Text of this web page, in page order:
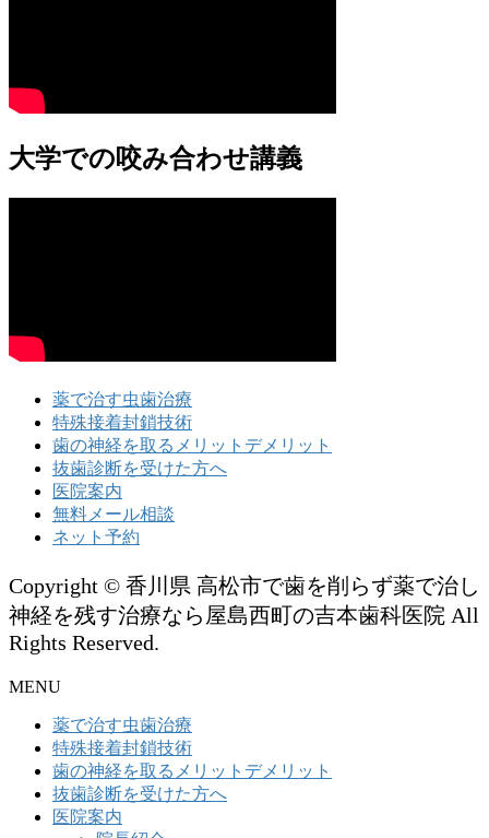
大学での咬み合わせ講義
薬で治す虫歯治療
特殊接着封鎖技術
歯の神経を取るメリットデメリット
抜歯診断を受けた方へ
医院案内
無料メール相談
ネット予約
Copyright © 香川県 高松市で歯を削らず薬で治し
神経を残す治療なら屋島西町の吉本歯科医院 All
Rights Reserved.
MENU
薬で治す虫歯治療
特殊接着封鎖技術
歯の神経を取るメリットデメリット
抜歯診断を受けた方へ
医院案内